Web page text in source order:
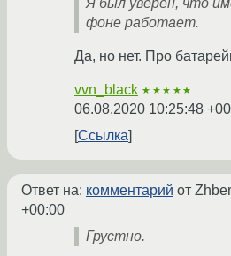
Я был уверен, что
фоне работает.
Да, но нет. Про
vvn_black ★★★★★
06.08.2020 10:25:48
Ссылка
Ответ на: комментарий от
+00:00
Грустно.